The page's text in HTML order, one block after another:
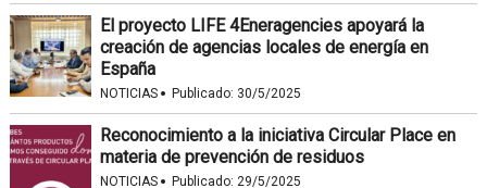
El proyecto LIFE 4Eneragencies apoyará la
creación de agencias locales de energía en
España
NOTICIAS · Publicado: 30/5/2025
Reconocimiento a la iniciativa Circular Place en
materia de prevención de residuos
NOTICIAS Publicado: 29/5/2025